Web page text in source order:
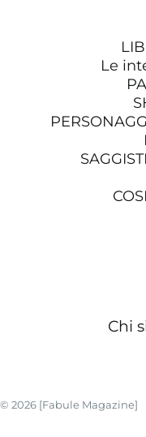
Le
Chi
© 2026 [Fabule Magazine]